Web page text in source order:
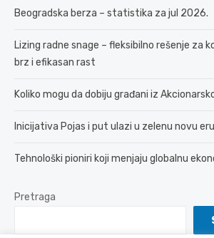
Beogradska berza – statistika za jul 2026.
Lizing radne snage – fleksibilno rešenje za
brz i efikasan rast
Koliko mogu da dobiju građani iz
Inicijativa Pojas i put ulazi u zelenu novu eru
Tehnološki pioniri koji menjaju globalnu
Pretraga